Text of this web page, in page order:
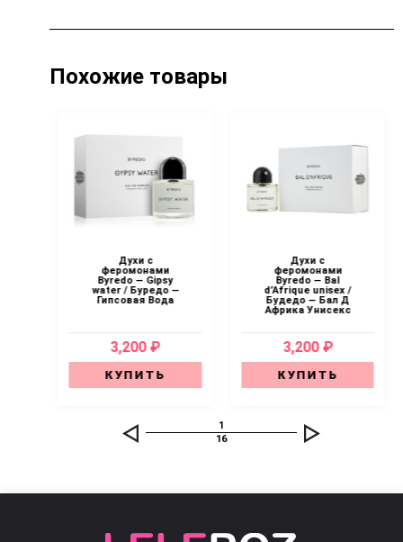
Похожие товары
Духи с
феромонами
Byredo — Gipsy
water / Буредо —
Гипсовая Вода
3,200 ₽
КУПИТЬ
Духи с
феромонами
Byredo — Bal
d’Afrique unisex /
Будедо — Бал Д
Африка Унисекс
3,200 ₽
КУПИТЬ
1
16